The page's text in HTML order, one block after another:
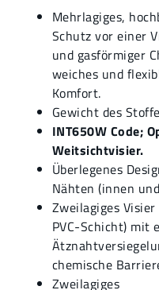
Mehrlagiges,
Schutz vor einer
und gasförmiger
weiches und
Komfort.
Gewicht des
INT650W Code;
Weitsichtvisier.
Überlegenes
Nähten (innen
Zweilagiges
PVC-Schicht) mit
chemische
Zweilagiges